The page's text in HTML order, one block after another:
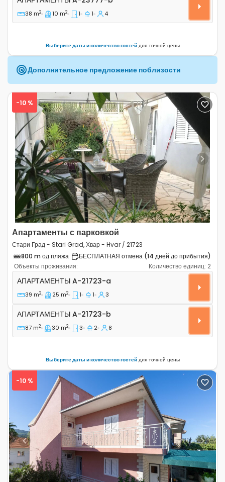
38 m2 10 m2 1 1 4
Выберите даты и количество гостейдля точной цены
Дополнительное предложение поблизости
Previous Next
-10 %
Апартаменты с парковкой
Стари Град - Stari Grad, Хвар - Hvar / 21723
800 m од пляжа
БЕСПЛАТНАЯ отмена (14 дней до прибытия)
Объекты проживания:
Количество единиц: 2
Однокомнатные апартаменты Стари Град - Stari
АПАРТАМЕНТЫ A-21723-a
39 m2 25 m2 1 1 3
Апартаменты A-21723-b
АПАРТАМЕНТЫ A-21723-b
87 m2 30 m2 3 2 8
Выберите даты и количество гостейдля точной цены
Previous Next
-10 %